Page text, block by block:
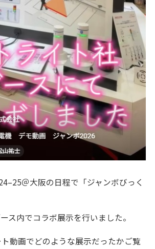
＠大阪の日程で「ジャンボびっく
ス内でコラボ展示を行いました。
動画でどのような展示だったかご覧